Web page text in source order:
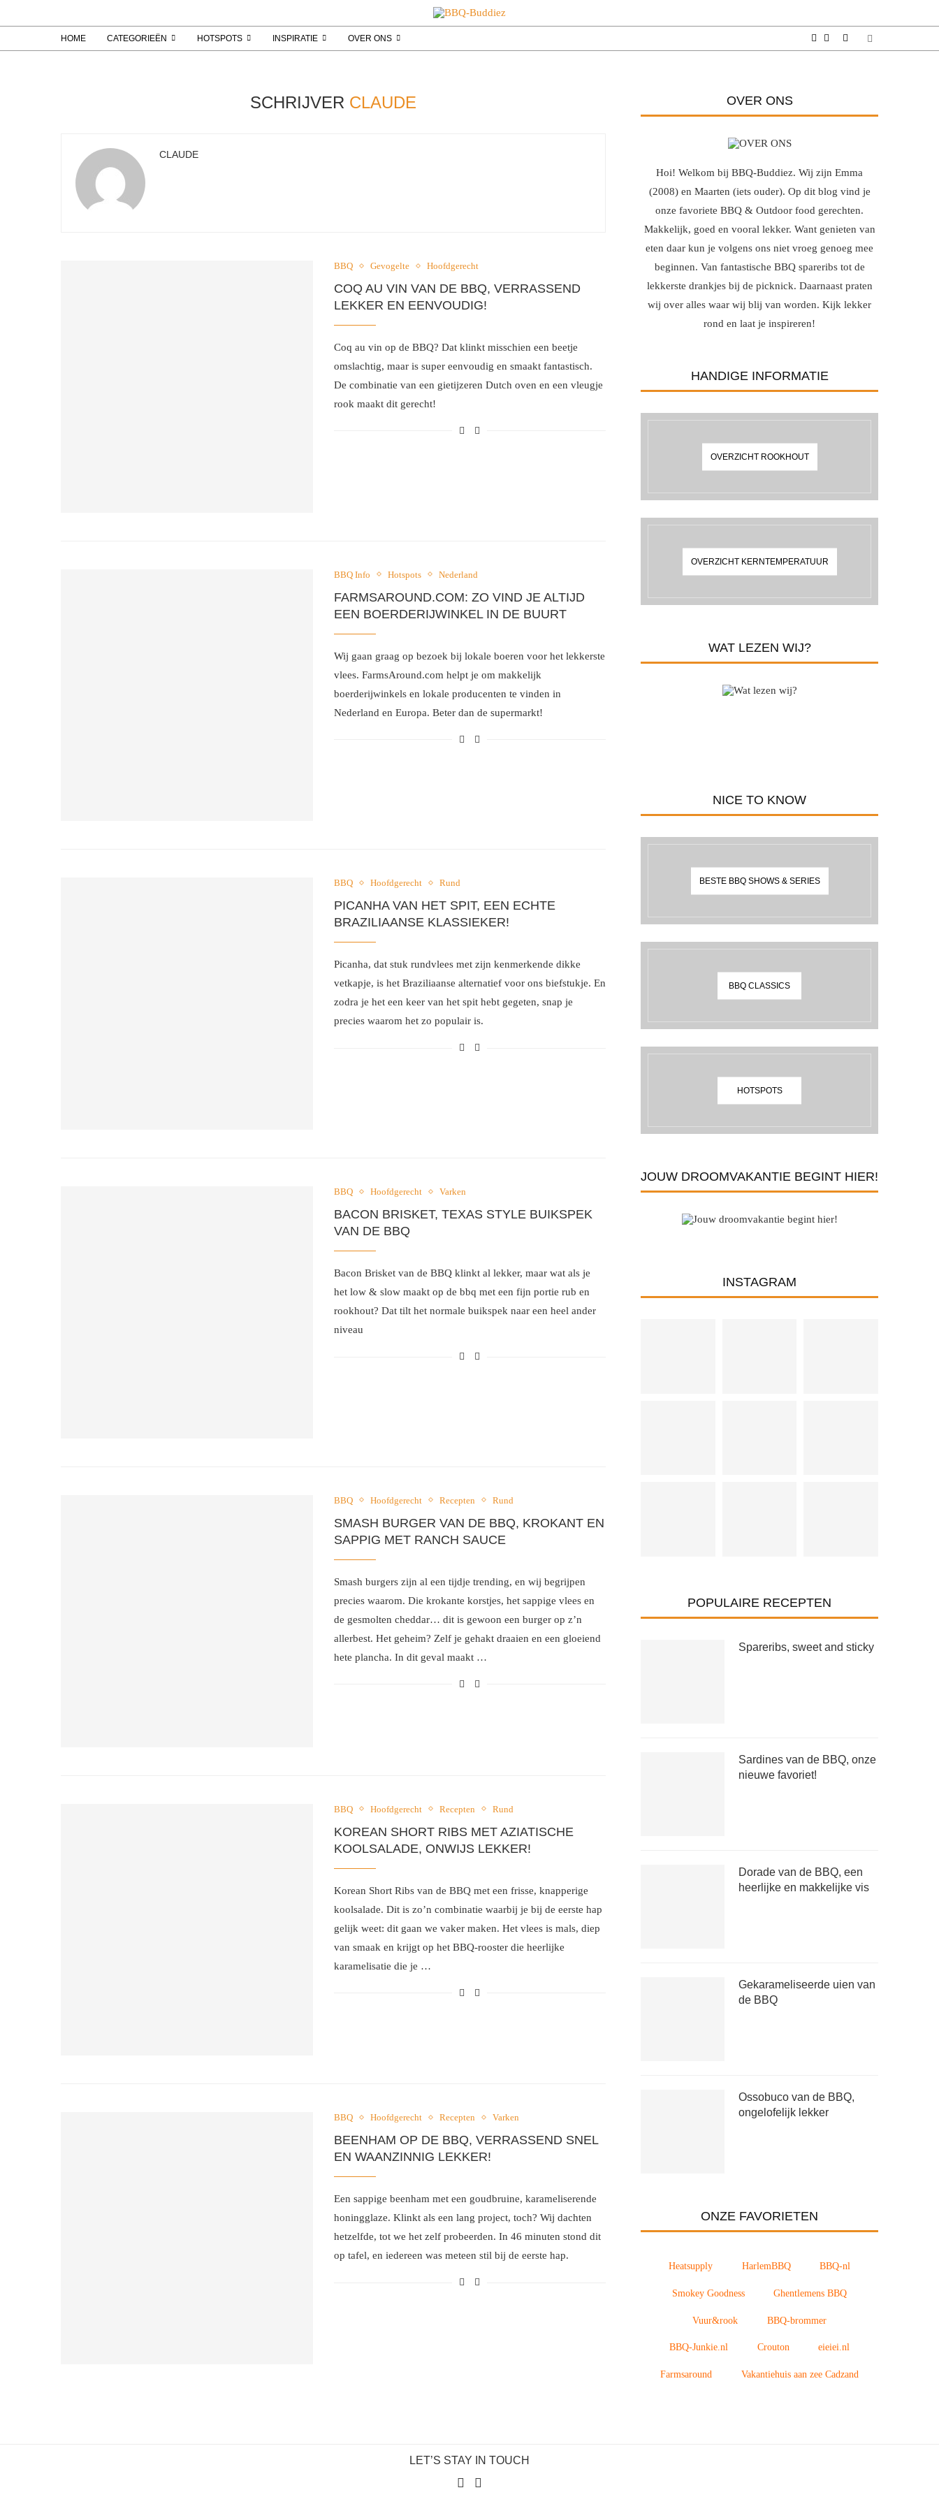
HOME CATEGORIEËN HOTSPOTS INSPIRATIE OVER ONS
SCHRIJVER CLAUDE
CLAUDE
BBQ Gevogelte Hoofdgerecht
COQ AU VIN VAN DE BBQ, VERRASSEND
LEKKER EN EENVOUDIG!
Coq au vin op de BBQ? Dat klinkt misschien een beetje
omslachtig, maar is super eenvoudig en smaakt fantastisch.
De combinatie van een gietijzeren Dutch oven en een vleugje
rook maakt dit gerecht!
BBQ Info Hotspots Nederland
FARMSAROUND.COM: ZO VIND JE ALTIJD
EEN BOERDERIJWINKEL IN DE BUURT
Wij gaan graag op bezoek bij lokale boeren voor het lekkerste
vlees. FarmsAround.com helpt je om makkelijk
boerderijwinkels en lokale producenten te vinden in
Nederland en Europa. Beter dan de supermarkt!
BBQ Hoofdgerecht Rund
PICANHA VAN HET SPIT, EEN ECHTE
BRAZILIAANSE KLASSIEKER!
Picanha, dat stuk rundvlees met zijn kenmerkende dikke
vetkapje, is het Braziliaanse alternatief voor ons biefstukje. En
zodra je het een keer van het spit hebt gegeten, snap je
precies waarom het zo populair is.
BBQ Hoofdgerecht Varken
BACON BRISKET, TEXAS STYLE BUIKSPEK
VAN DE BBQ
Bacon Brisket van de BBQ klinkt al lekker, maar wat als je
het low & slow maakt op de bbq met een fijn portie rub en
rookhout? Dat tilt het normale buikspek naar een heel ander
niveau
BBQ Hoofdgerecht Recepten Rund
SMASH BURGER VAN DE BBQ, KROKANT EN
SAPPIG MET RANCH SAUCE
Smash burgers zijn al een tijdje trending, en wij begrijpen
precies waarom. Die krokante korstjes, het sappige vlees en
de gesmolten cheddar… dit is gewoon een burger op z’n
allerbest. Het geheim? Zelf je gehakt draaien en een gloeiend
hete plancha. In dit geval maakt …
BBQ Hoofdgerecht Recepten Rund
KOREAN SHORT RIBS MET AZIATISCHE
KOOLSALADE, ONWIJS LEKKER!
Korean Short Ribs van de BBQ met een frisse, knapperige
koolsalade. Dit is zo’n combinatie waarbij je bij de eerste hap
gelijk weet: dit gaan we vaker maken. Het vlees is mals, diep
van smaak en krijgt op het BBQ-rooster die heerlijke
karamelisatie die je …
BBQ Hoofdgerecht Recepten Varken
BEENHAM OP DE BBQ, VERRASSEND SNEL
EN WAANZINNIG LEKKER!
Een sappige beenham met een goudbruine, karameliserende
honingglaze. Klinkt als een lang project, toch? Wij dachten
hetzelfde, tot we het zelf probeerden. In 46 minuten stond dit
op tafel, en iedereen was meteen stil bij de eerste hap.
OVER ONS
Hoi! Welkom bij BBQ-Buddiez. Wij zijn Emma
(2008) en Maarten (iets ouder). Op dit blog vind je
onze favoriete BBQ & Outdoor food gerechten.
Makkelijk, goed en vooral lekker. Want genieten van
eten daar kun je volgens ons niet vroeg genoeg mee
beginnen. Van fantastische BBQ spareribs tot de
lekkerste drankjes bij de picknick. Daarnaast praten
wij over alles waar wij blij van worden. Kijk lekker
rond en laat je inspireren!
HANDIGE INFORMATIE
OVERZICHT ROOKHOUT
OVERZICHT KERNTEMPERATUUR
WAT LEZEN WIJ?
NICE TO KNOW
BESTE BBQ SHOWS & SERIES
BBQ CLASSICS
HOTSPOTS
JOUW DROOMVAKANTIE BEGINT HIER!
INSTAGRAM
POPULAIRE RECEPTEN
Spareribs, sweet and sticky
Sardines van de BBQ, onze
nieuwe favoriet!
Dorade van de BBQ, een
heerlijke en makkelijke vis
Gekarameliseerde uien van
de BBQ
Ossobuco van de BBQ,
ongelofelijk lekker
ONZE FAVORIETEN
Heatsupply HarlemBBQ BBQ-nl
Smokey Goodness Ghentlemens BBQ
Vuur&rook BBQ-brommer
BBQ-Junkie.nl Crouton eieiei.nl
Farmsaround Vakantiehuis aan zee Cadzand
LET’S STAY IN TOUCH